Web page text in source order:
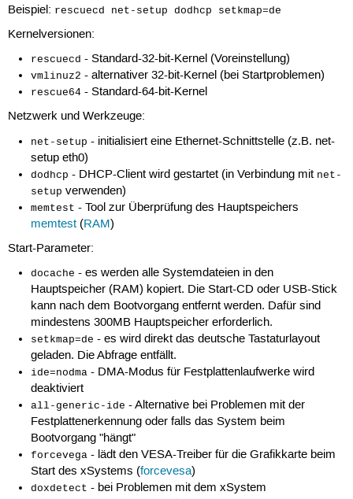
Beispiel: rescuecd net-setup dodhcp setkmap=de
Kernelversionen:
rescuecd - Standard-32-bit-Kernel (Voreinstellung)
vmlinuz2 - alternativer 32-bit-Kernel (bei Startproblemen)
rescue64 - Standard-64-bit-Kernel
Netzwerk und Werkzeuge:
net-setup - initialisiert eine Ethernet-Schnittstelle (z.B. net-
setup eth0)
dodhcp - DHCP-Client wird gestartet (in Verbindung mit net-
setup verwenden)
memtest - Tool zur Überprüfung des Hauptspeichers
memtest (RAM)
Start-Parameter:
docache - es werden alle Systemdateien in den
Hauptspeicher (RAM) kopiert. Die Start-CD oder USB-Stick
kann nach dem Bootvorgang entfernt werden. Dafür sind
mindestens 300MB Hauptspeicher erforderlich.
setkmap=de - es wird direkt das deutsche Tastaturlayout
geladen. Die Abfrage entfällt.
ide=nodma - DMA-Modus für Festplattenlaufwerke wird
deaktiviert
all-generic-ide - Alternative bei Problemen mit der
Festplattenerkennung oder falls das System beim
Bootvorgang "hängt"
forcevega - lädt den VESA-Treiber für die Grafikkarte beim
Start des xSystems (forcevesa)
doxdetect - bei Problemen mit dem xSystem